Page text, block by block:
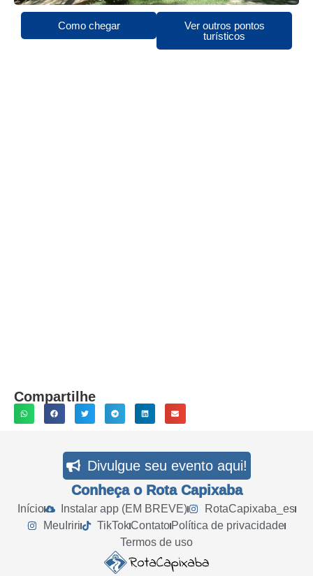
Como chegar
Ver outros pontos
turísticos
Compartilhe
Divulgue seu evento aqui!
Conheça o Rota Capixaba
Início Instalar app (EM BREVE)
RotaCapixaba_es
MeuIriri
TikTokContato Política de privacidade
Termos de uso